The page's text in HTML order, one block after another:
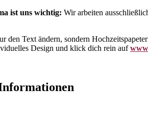
ist uns wichtig: Wir arbeiten
den Text ändern, sondern
Design und klick dich rein auf